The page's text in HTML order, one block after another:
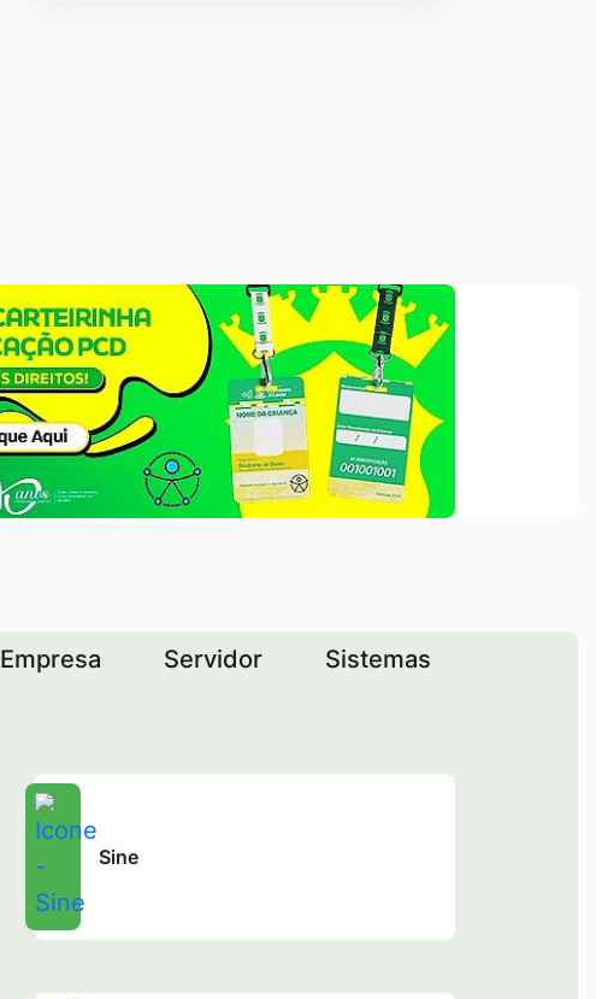
Empresa Servidor Sistemas
Sine